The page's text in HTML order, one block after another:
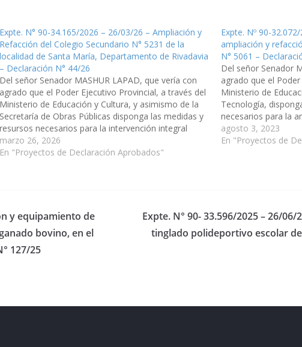
Expte. N° 90-34.165/2026 – 26/03/26 – Ampliación y
Refacción del Colegio Secundario N° 5231 de la
localidad de Santa María, Departamento de Rivadavia
– Declaración N° 44/26
Del señor Senador MASHUR LAPAD, que vería con
agrado que el Poder Ejecutivo Provincial, a través del
Ministerio de Educación y Cultura, y asimismo de la
Secretaría de Obras Públicas disponga las medidas y
resursos necesarios para la intervención integral
edilicia, incluyendo obras de refacción, ampliación y
nuevo cercado perimetral…
marzo 26, 2026
En "Proyectos de Declaración Aprobados"
Expte. Nº 90-
ampliación y
N° 5061 –
Del señor Senador
agrado que el
Ministerio de
Tecnología,
necesarios para la
incluyendo nuevo
Secundario N°
agosto 3, 2023
En "Proyectos de
y equipamiento de
bovino, en el
127/25
Expte. N° 90- 33.596/2025 – 26/
tinglado polideportivo escolar